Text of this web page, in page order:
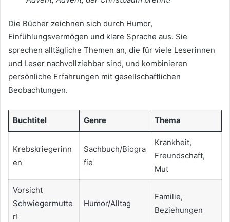
Die Bücher zeichnen sich durch Humor,
Einfühlungsvermögen und klare Sprache aus. Sie
sprechen alltägliche Themen an, die für viele Leserinnen
und Leser nachvollziehbar sind, und kombinieren
persönliche Erfahrungen mit gesellschaftlichen
Beobachtungen.
Buchtitel Genre Thema
Krebskriegerinn
en
Sachbuch/Biogra
fie
Krankheit,
Freundschaft,
Mut
Vorsicht
Schwiegermutte
r!
Humor/Alltag
Familie,
Beziehungen